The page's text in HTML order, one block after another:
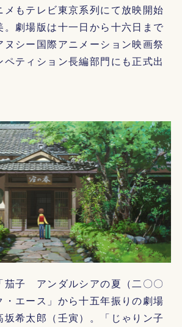
メもテレビ東京系列にて放映開始
。劇場版は十一日から十六日まで
ヌシー国際アニメーション映画祭
ティション長編部門にも正式出
茄子 アンダルシアの夏（二〇〇
エース」から十五年振りの劇場
希太郎（壬寅）。「じゃりン子